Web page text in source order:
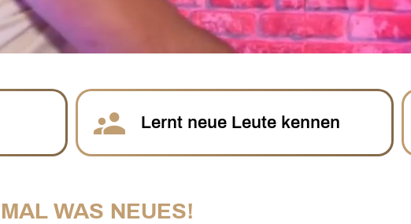
Lernt neue Leute kennen
WAS NEUES!